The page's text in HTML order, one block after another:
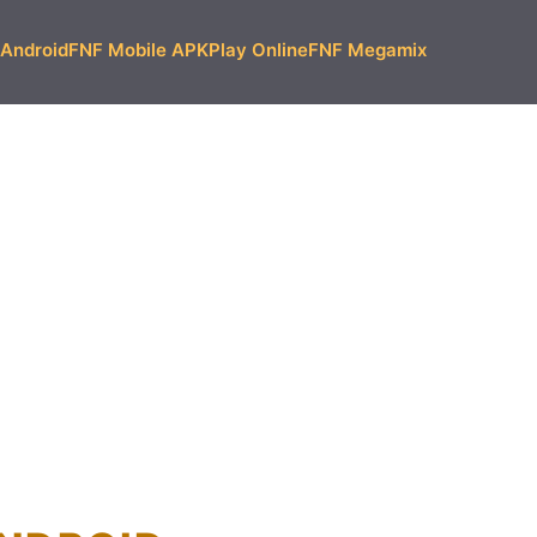
FNF Mobile APKPlay OnlineFNF Megamix